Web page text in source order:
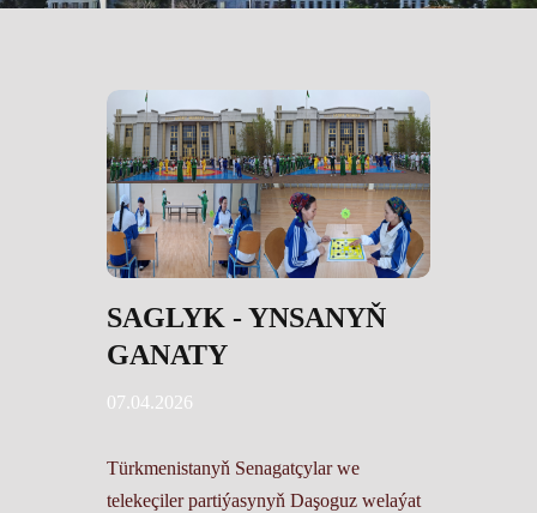
SAGLYK - YNSANYŇ
GANATY
07.04.2026
Türkmenistanyň Senagatçylar we
telekeçiler partiýasynyň Daşoguz welaýat